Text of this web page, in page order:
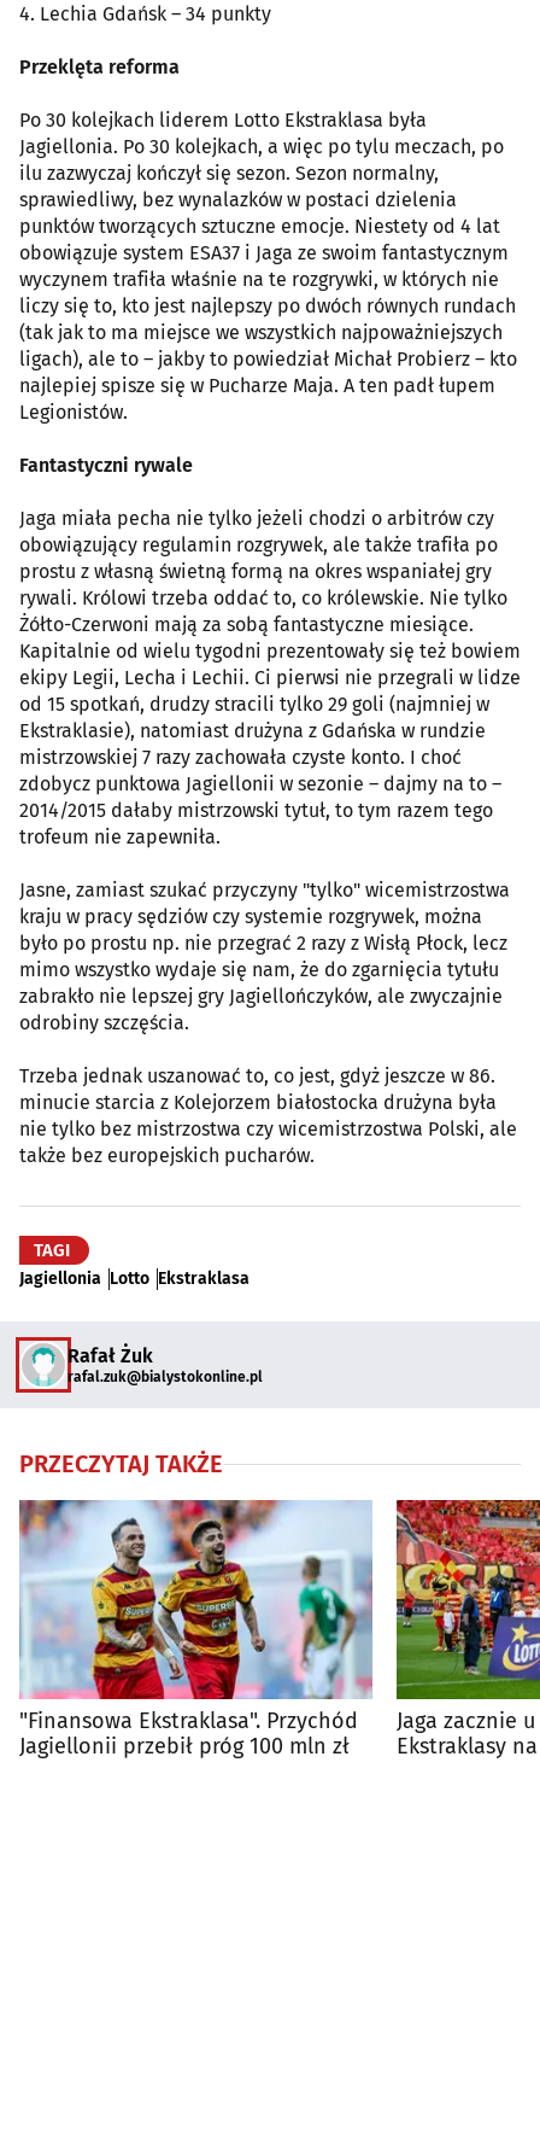
4. Lechia Gdańsk – 34 punkty
Przeklęta reforma
Po 30 kolejkach liderem Lotto Ekstraklasa była
Jagiellonia. Po 30 kolejkach, a więc po tylu meczach, po
ilu zazwyczaj kończył się sezon. Sezon normalny,
sprawiedliwy, bez wynalazków w postaci dzielenia
punktów tworzących sztuczne emocje. Niestety od 4 lat
obowiązuje system ESA37 i Jaga ze swoim fantastycznym
wyczynem trafiła właśnie na te rozgrywki, w których nie
liczy się to, kto jest najlepszy po dwóch równych rundach
(tak jak to ma miejsce we wszystkich najpoważniejszych
ligach), ale to – jakby to powiedział Michał Probierz – kto
najlepiej spisze się w Pucharze Maja. A ten padł łupem
Legionistów.
Fantastyczni rywale
Jaga miała pecha nie tylko jeżeli chodzi o arbitrów czy
obowiązujący regulamin rozgrywek, ale także trafiła po
prostu z własną świetną formą na okres wspaniałej gry
rywali. Królowi trzeba oddać to, co królewskie. Nie tylko
Żółto-Czerwoni mają za sobą fantastyczne miesiące.
Kapitalnie od wielu tygodni prezentowały się też bowiem
ekipy Legii, Lecha i Lechii. Ci pierwsi nie przegrali w lidze
od 15 spotkań, drudzy stracili tylko 29 goli (najmniej w
Ekstraklasie), natomiast drużyna z Gdańska w rundzie
mistrzowskiej 7 razy zachowała czyste konto. I choć
zdobycz punktowa Jagiellonii w sezonie – dajmy na to –
2014/2015 dałaby mistrzowski tytuł, to tym razem tego
trofeum nie zapewniła.
Jasne, zamiast szukać przyczyny "tylko" wicemistrzostwa
kraju w pracy sędziów czy systemie rozgrywek, można
było po prostu np. nie przegrać 2 razy z Wisłą Płock, lecz
mimo wszystko wydaje się nam, że do zgarnięcia tytułu
zabrakło nie lepszej gry Jagiellończyków, ale zwyczajnie
odrobiny szczęścia.
Trzeba jednak uszanować to, co jest, gdyż jeszcze w 86.
minucie starcia z Kolejorzem białostocka drużyna była
nie tylko bez mistrzostwa czy wicemistrzostwa Polski, ale
także bez europejskich pucharów.
TAGI
Jagiellonia Lotto Ekstraklasa
Rafał Żuk
rafal.zuk@bialystokonline.pl
PRZECZYTAJ TAKŻE
"Finansowa Ekstraklasa". Przychód
Jagiellonii przebił próg 100 mln zł
Jaga zacznie
Ekstraklasy